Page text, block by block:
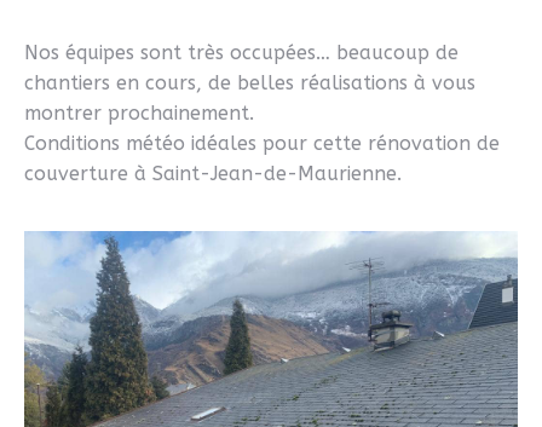
Nos équipes sont très occupées… beaucoup de
chantiers en cours, de belles réalisations à vous
montrer prochainement.
Conditions météo idéales pour cette rénovation de
couverture à Saint-Jean-de-Maurienne.